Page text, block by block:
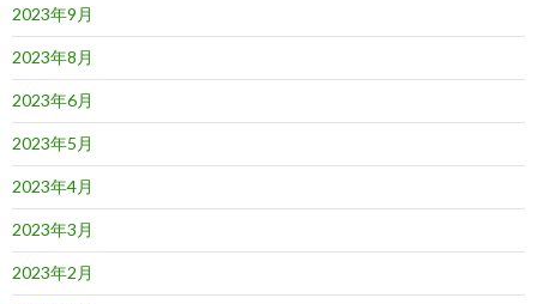
2023年9月
2023年8月
2023年6月
2023年5月
2023年4月
2023年3月
2023年2月